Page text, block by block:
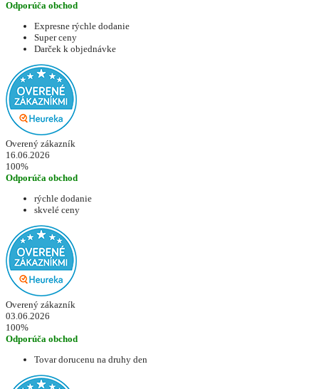
Odporúča obchod
Expresne rýchle dodanie
Super ceny
Darček k objednávke
Overený zákazník
16.06.2026
100%
Odporúča obchod
rýchle dodanie
skvelé ceny
Overený zákazník
03.06.2026
100%
Odporúča obchod
Tovar dorucenu na druhy den